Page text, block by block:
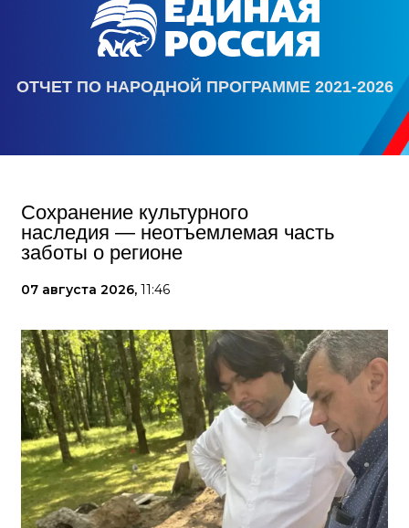
ОТЧЕТ ПО НАРОДНОЙ ПРОГРАММЕ 2021-2026
Сохранение культурного
наследия — неотъемлемая часть
заботы о регионе
07 августа 2026, 11:46